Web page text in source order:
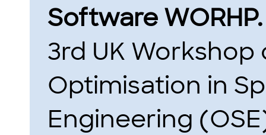
Software WORHP.
3rd UK Workshop
Optimisation in
Engineering